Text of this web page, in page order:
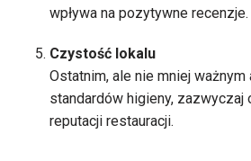
wpływa na pozytywne recenzje.
Czystość lokalu
Ostatnim, ale nie mniej
standardów higieny,
reputacji restauracji.